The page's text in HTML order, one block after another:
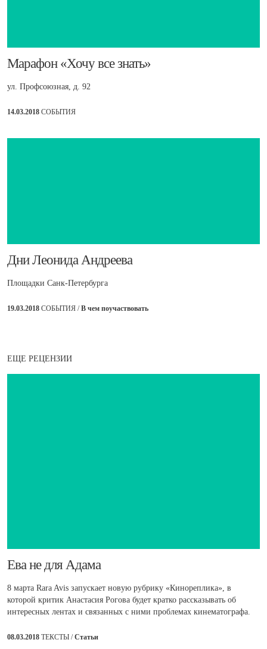
​Марафон «Хочу все знать»
ул. Профсоюзная, д. 92
14.03.2018 СОБЫТИЯ
​Дни Леонида Андреева
Площадки Санк-Петербурга
19.03.2018 СОБЫТИЯ /В чем поучаствовать
ЕЩЕ РЕЦЕНЗИИ
Ева не для Адама
8 марта Rara Avis запускает новую рубрику «Кинореплика», в
которой критик Анастасия Рогова будет кратко рассказывать об
интересных лентах и связанных с ними проблемах кинематографа.
08.03.2018 ТЕКСТЫ /Статьи